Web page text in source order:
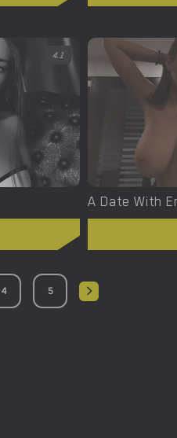
4.1
A Date With
4 5